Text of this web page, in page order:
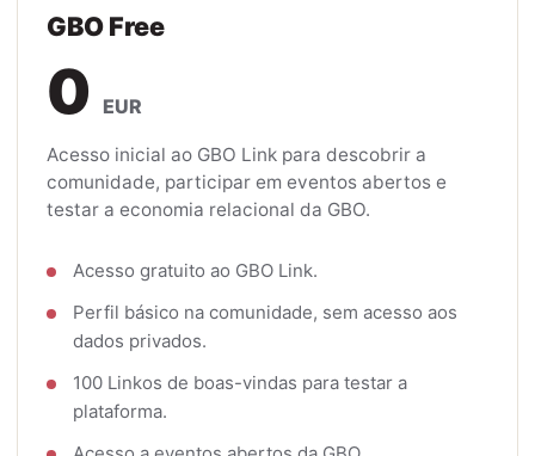
GBO Free
0 EUR
Acesso inicial ao GBO Link para descobrir a
comunidade, participar em eventos abertos e
testar a economia relacional da GBO.
Acesso gratuito ao GBO Link.
Perfil básico na comunidade, sem acesso aos
dados privados.
100 Linkos de boas-vindas para testar a
plataforma.